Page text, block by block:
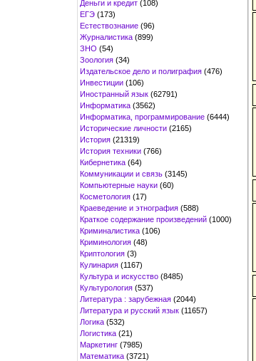
Деньги и кредит (108)
ЕГЭ (173)
Естествознание (96)
Журналистика (899)
ЗНО (54)
Зоология (34)
Издательское дело и полиграфия (476)
Инвестиции (106)
Иностранный язык (62791)
Информатика (3562)
Информатика, программирование (6444)
Исторические личности (2165)
История (21319)
История техники (766)
Кибернетика (64)
Коммуникации и связь (3145)
Компьютерные науки (60)
Косметология (17)
Краеведение и этнография (588)
Краткое содержание произведений (1000)
Криминалистика (106)
Криминология (48)
Криптология (3)
Кулинария (1167)
Культура и искусство (8485)
Культурология (537)
Литература : зарубежная (2044)
Литература и русский язык (11657)
Логика (532)
Логистика (21)
Маркетинг (7985)
Математика (3721)